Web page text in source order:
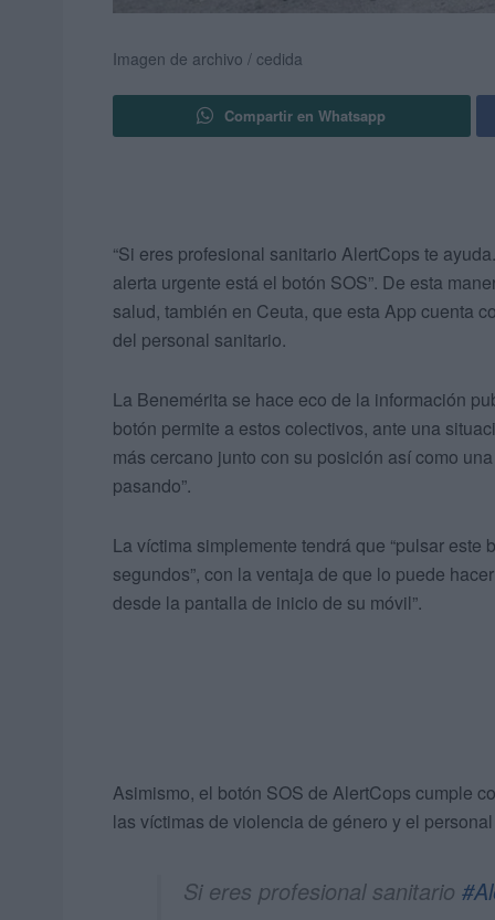
Imagen de archivo / cedida
Compartir en Whatsapp
“Si eres profesional sanitario AlertCops te
alerta urgente está el botón SOS”. De esta
salud, también en Ceuta, que esta App cuenta
del personal sanitario.
La Benemérita se hace eco de la información
botón permite a estos colectivos, ante una
más cercano junto con su posición así como
pasando”.
La víctima simplemente tendrá que “pulsar
segundos”, con la ventaja de que lo puede
desde la pantalla de inicio de su móvil”.
Asimismo, el botón SOS de AlertCops cumple
las víctimas de violencia de género y el
Si eres profesional sanitario